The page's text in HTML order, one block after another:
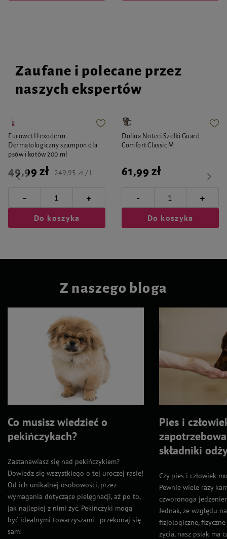
Zaufane i polecane przez
naszych ekspertów
Eurowet Hexoderm
Dermatologiczny szampon dla
psów i kotów 200 ml
49,99 zł 249,95 zł / l
- +
Do koszyka
Dolina Noteci Szelki Guard
Comfort Classic M
61,99 zł
- +
Do koszyka
Z naszego bloga
Co musisz wiedzieć o
pekińczykach?
Zastanawiasz się nad pekińczykiem?
Dowiedz się wszystkiego o tej uroczej rasie!
Od ich unikalnej osobowości, przez
wymagania dotyczące pielęgnacji, aż po to,
jak najlepiej z nimi żyć. Pekińczyki mogą
być idealnymi towarzyszami - przekonaj się
sam!
Pies i
składniki
Czy pies i człowiek
Pewnie wiele razy
czworonoga
Jednak, ze względu
fizjologiczne,
życia, nasz psiak ma